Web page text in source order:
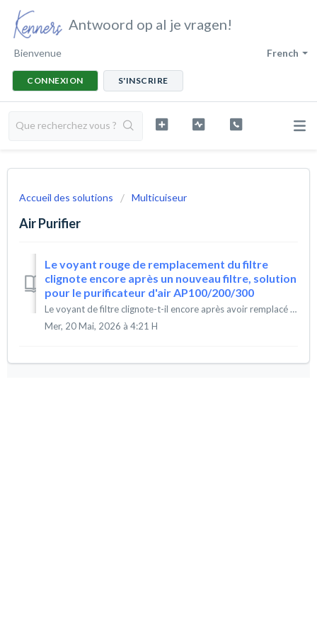
Antwoord op al je vragen!
French
Bienvenue
CONNEXION S'INSCRIRE
Accueil des solutions Multicuiseur
Air Purifier
Le voyant rouge de remplacement du filtre
clignote encore après un nouveau filtre, solution
pour le purificateur d'air AP100/200/300
Le voyant de filtre clignote-t-il encore après avoir remplacé le filtre de votre AP100 ? Une réinitialisation manuelle rapide résout ce problème en quelques...
Mer, 20 Mai, 2026 à 4:21 H